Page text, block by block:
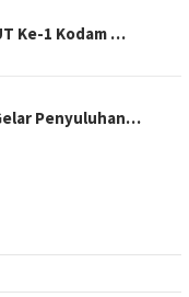
Ke-1 Kodam …
Penyuluhan…